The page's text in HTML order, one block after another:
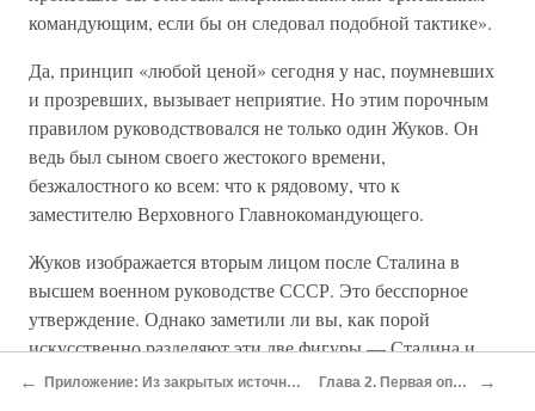
командующим, если бы он следовал подобной тактике».
Да, принцип «любой ценой» сегодня у нас, поумневших
и прозревших, вызывает неприятие. Но этим порочным
правилом руководствовался не только один Жуков. Он
ведь был сыном своего жестокого времени,
безжалостного ко всем: что к рядовому, что к
заместителю Верховного Главнокомандующего.
Жуков изображается вторым лицом после Сталина в
высшем военном руководстве СССР. Это бесспорное
утверждение. Однако заметили ли вы, как порой
искусственно разделяют эти две фигуры — Сталина и
Жукова? На Сталина сваливают все поражения в войне, а
← Приложение: Из закрытых источников Глава 2. Первая опала →